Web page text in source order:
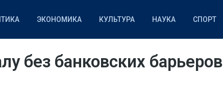
ЭКОНОМИКА КУЛЬТУРА НАУКА СПОРТ
без банковских барьеров